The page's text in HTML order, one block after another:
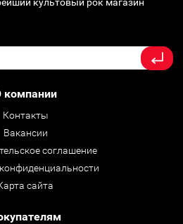
компании
Контакты
Вакансии
соглашение
сайта